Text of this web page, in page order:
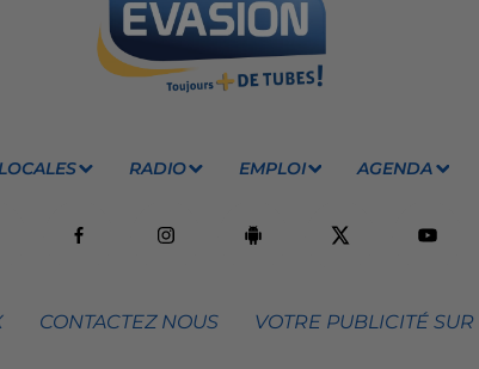
RADIO EMPLOI AGENDA
CONTACTEZ NOUS VOTRE PUBLICITÉ